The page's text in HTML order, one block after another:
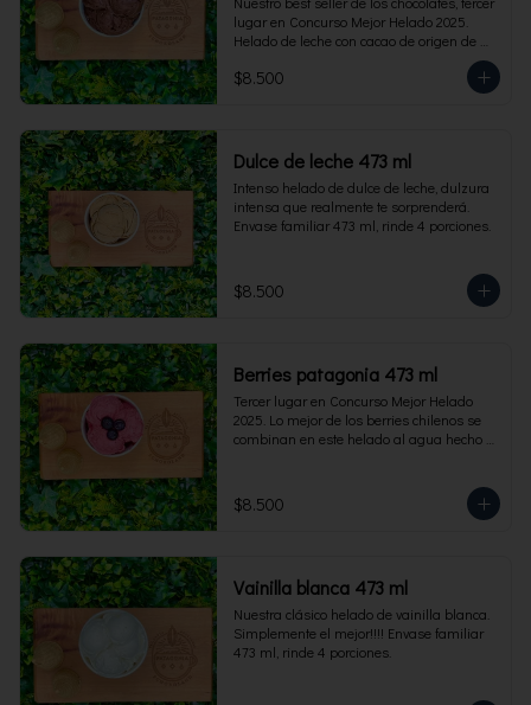
lugar en Concurso Mejor Helado 2025.
Helado de leche con cacao de origen de
intensidad al 60%. Envase familiar 473 ml,
rinde 4  porciones.
$8.500
Dulce de leche 473 ml
Intenso helado de dulce de leche, dulzura
intensa que realmente te sorprenderá.
Envase familiar 473 ml, rinde 4 porciones.
$8.500
Berries patagonia 473 ml
Tercer lugar en Concurso Mejor Helado
2025. Lo mejor de los berries chilenos se
combinan en este helado al agua hecho
473 ml. Rinde 4 porciones.
$8.500
Vainilla blanca 473 ml
Nuestra clásico helado de vainilla blanca.
Simplemente el mejor!!!! Envase familiar
473 ml, rinde 4 porciones.